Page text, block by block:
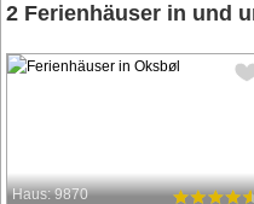
2 Ferienhäuser in und
Haus: 9870